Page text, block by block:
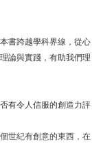
書跨越學科界線，從心
論與實踐，有助我們理
有令人信服的創造力評
世紀有創意的東西，在